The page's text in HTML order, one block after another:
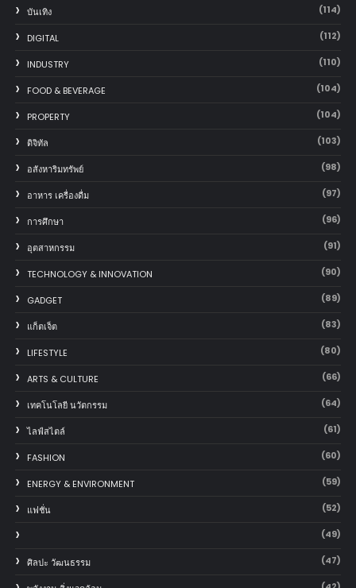
บันเทิง (114)
DIGITAL (112)
INDUSTRY (110)
FOOD & BEVERAGE (104)
PROPERTY (104)
ดิจิทัล (103)
อสังหาริมทรัพย์ (98)
อาหาร เครื่องดื่ม (97)
การศึกษา (96)
อุตสาหกรรม (91)
TECHNOLOGY & INNOVATION (90)
GADGET (89)
แก็ตเจ็ต (83)
LIFESTYLE (80)
ARTS & CULTURE (66)
เทคโนโลยี นวัตกรรม (64)
ไลฟ์สไตล์ (61)
FASHION (60)
ENERGY & ENVIRONMENT (59)
แฟชั่น (52)
(49)
ศิลปะ วัฒนธรรม (47)